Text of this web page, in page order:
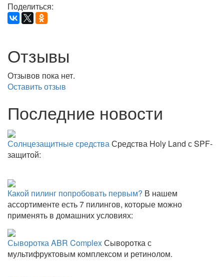
Поделиться:
Отзывы
Отзывов пока нет.
Оставить отзыв
Последние новости
Солнцезащитные средстваСредства Holy Land с SPF-
защитой:
Какой пилинг попробовать первым? В нашем
ассортименте есть 7 пилингов, которые можно
применять в домашних условиях:
Сыворотка ABR ComplexСыворотка с
мультифруктовым комплексом и ретинолом.